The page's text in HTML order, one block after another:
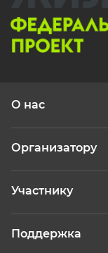
О нас
Организатору
Участнику
Поддержка